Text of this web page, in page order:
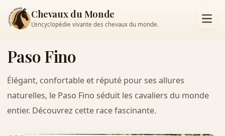
Chevaux du Monde
L’encyclopédie vivante des chevaux du monde.
Paso Fino
Élégant, confortable et réputé pour ses allures
naturelles, le Paso Fino séduit les cavaliers du monde
entier. Découvrez cette race fascinante.